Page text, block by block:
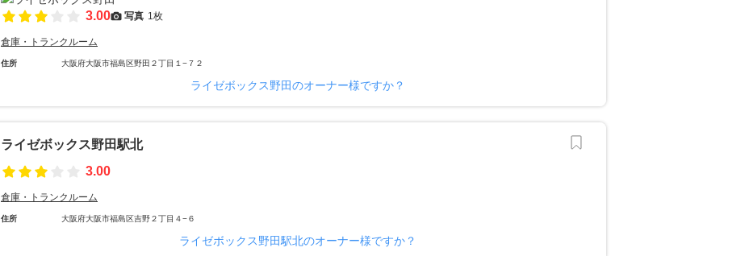
3.00 写真 1枚
倉庫・トランクルーム
住所 大阪府大阪市福島区野田２丁目１−７２
ライゼボックス野田のオーナー様ですか？
ライゼボックス野田駅北
3.00
倉庫・トランクルーム
住所 大阪府大阪市福島区吉野２丁目４−６
ライゼボックス野田駅北のオーナー様ですか？